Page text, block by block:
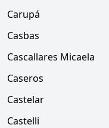
Carupá
Casbas
Cascallares Micaela
Caseros
Castelar
Castelli